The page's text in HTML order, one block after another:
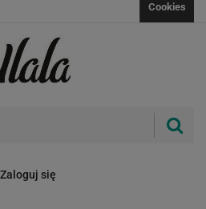
Cookies
Zaloguj się